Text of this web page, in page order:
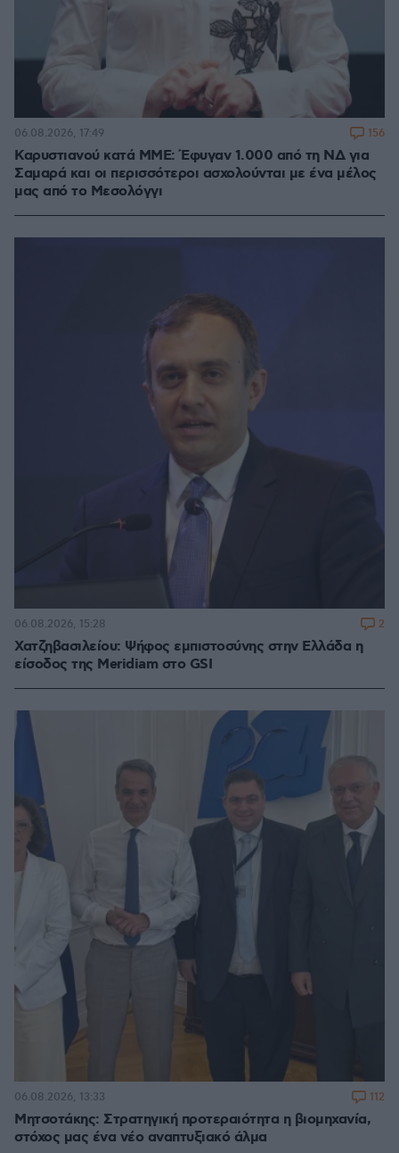
Καρυστιανού κατά ΜΜΕ: Έφυγαν 1.000 από τη ΝΔ για
Σαμαρά και οι περισσότεροι ασχολούνται με ένα μέλος
μας από το Μεσολόγγι
06.08.2026, 17:49 156
Χατζηβασιλείου: Ψήφος εμπιστοσύνης στην Ελλάδα η
είσοδος της Meridiam στο GSI
06.08.2026, 15:28 2
Μητσοτάκης: Στρατηγική προτεραιότητα η βιομηχανία,
στόχος μας ένα νέο αναπτυξιακό άλμα
06.08.2026, 13:33 112